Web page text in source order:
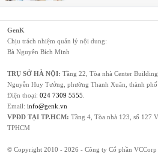
GenK
Chịu trách nhiệm quản lý nội dung:
Bà Nguyễn Bích Minh
TRỤ SỞ HÀ NỘI: Tầng 22, Tòa nhà Center
Nguyễn Huy Tưởng, phường Thanh Xuân, thành
Điện thoại: 024 7309 5555
Email: info@genk.vn
VPĐD TẠI TP.HCM: Tầng 4, Tòa nhà 123, số 127
TPHCM
© Copyright 2010 - 2026 - Công ty Cổ phần VCCorp